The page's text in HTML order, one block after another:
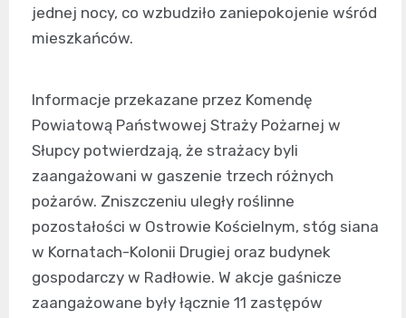
jednej nocy, co wzbudziło zaniepokojenie wśród
mieszkańców.
Informacje przekazane przez Komendę
Powiatową Państwowej Straży Pożarnej w
Słupcy potwierdzają, że strażacy byli
zaangażowani w gaszenie trzech różnych
pożarów. Zniszczeniu uległy roślinne
pozostałości w Ostrowie Kościelnym, stóg siana
w Kornatach-Kolonii Drugiej oraz budynek
gospodarczy w Radłowie. W akcje gaśnicze
zaangażowane były łącznie 11 zastępów